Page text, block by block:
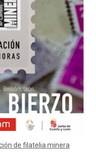
de filatelia minera